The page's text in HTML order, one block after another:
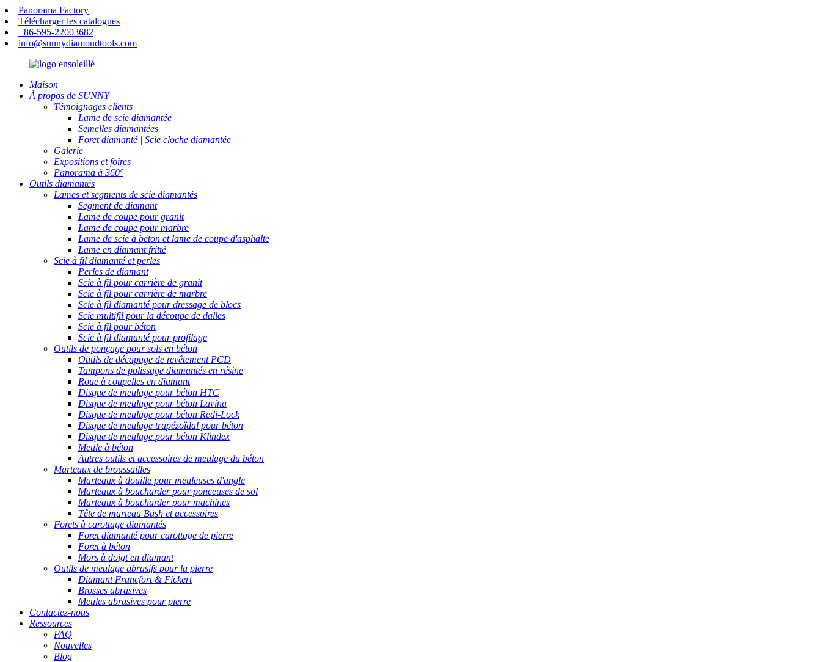
Panorama Factory
Télécharger les catalogues
+86-595-22003682
info@sunnydiamondtools.com
Maison
À propos de SUNNY
Témoignages clients
Lame de scie diamantée
Semelles diamantées
Foret diamanté | Scie cloche diamantée
Galerie
Expositions et foires
Panorama à 360°
Outils diamantés
Lames et segments de scie diamantés
Segment de diamant
Lame de coupe pour granit
Lame de coupe pour marbre
Lame de scie à béton et lame de coupe d'asphalte
Lame en diamant fritté
Scie à fil diamanté et perles
Perles de diamant
Scie à fil pour carrière de granit
Scie à fil pour carrière de marbre
Scie à fil diamanté pour dressage de blocs
Scie multifil pour la découpe de dalles
Scie à fil pour béton
Scie à fil diamanté pour profilage
Outils de ponçage pour sols en béton
Outils de décapage de revêtement PCD
Tampons de polissage diamantés en résine
Roue à coupelles en diamant
Disque de meulage pour béton HTC
Disque de meulage pour béton Lavina
Disque de meulage pour béton Redi-Lock
Disque de meulage trapézoïdal pour béton
Disque de meulage pour béton Klindex
Meule à béton
Autres outils et accessoires de meulage du béton
Marteaux de broussailles
Marteaux à douille pour meuleuses d'angle
Marteaux à boucharder pour ponceuses de sol
Marteaux à boucharder pour machines
Tête de marteau Bush et accessoires
Forets à carottage diamantés
Foret diamanté pour carottage de pierre
Foret à béton
Mors à doigt en diamant
Outils de meulage abrasifs pour la pierre
Diamant Francfort & Fickert
Brosses abrasives
Meules abrasives pour pierre
Contactez-nous
Ressources
FAQ
Nouvelles
Blog